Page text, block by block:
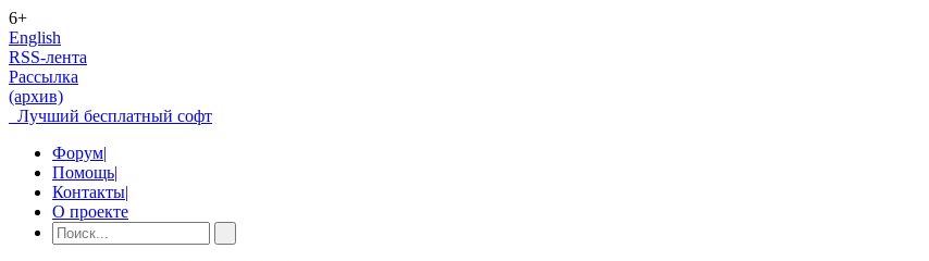
6+
English
RSS-лента
Рассылка
(архив)
Лучший бесплатный софт
Форум|
Помощь|
Контакты|
О проекте